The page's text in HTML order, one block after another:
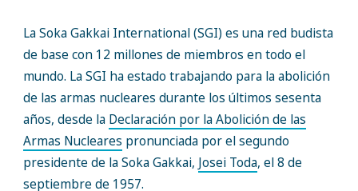
La Soka Gakkai International (SGI) es una red budista
de base con 12 millones de miembros en todo el
mundo. La SGI ha estado trabajando para la abolición
de las armas nucleares durante los últimos sesenta
años, desde la Declaración por la Abolición de las
Armas Nucleares pronunciada por el segundo
presidente de la Soka Gakkai, Josei Toda, el 8 de
septiembre de 1957.